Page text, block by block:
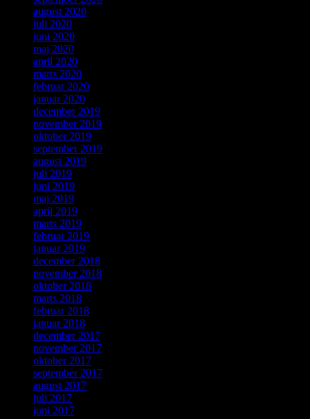
august 2020
juli 2020
juni 2020
maj 2020
april 2020
marts 2020
februar 2020
januar 2020
december 2019
november 2019
oktober 2019
september 2019
august 2019
juli 2019
juni 2019
maj 2019
april 2019
marts 2019
februar 2019
januar 2019
december 2018
november 2018
oktober 2018
marts 2018
februar 2018
januar 2018
december 2017
november 2017
oktober 2017
september 2017
august 2017
juli 2017
juni 2017